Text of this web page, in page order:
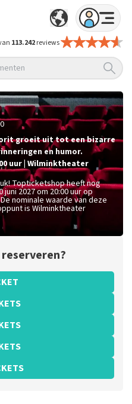
113.242reviews
groeit uit tot een bizarre
en humor.
uur Wilminktheater
Topticketshop heeft nog
2027 om 20:00 uur op
nominale waarde van deze
is Wilminktheater